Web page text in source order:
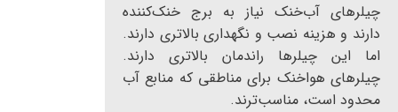
چیلرهای آب‌خنک نیاز به برج خنک‌کننده
دارند و هزینه نصب و نگهداری بالاتری دارند.
اما این چیلرها راندمان بالاتری دارند.
چیلرهای هواخنک برای مناطقی که منابع آب
محدود است، مناسب‌ترند.